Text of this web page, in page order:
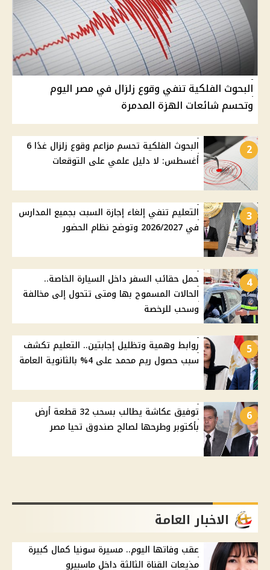
البحوث الفلكية تنفي وقوع زلزال في مصر اليوم
وتحسم شائعات الهزة المدمرة
2
البحوث الفلكية تحسم مزاعم وقوع زلزال غدًا 6
أغسطس: لا دليل علمي على التوقعات
3
التعليم تنفي إلغاء إجازة السبت بجميع المدارس
في 2026/2027 وتوضح نظام الحضور
4
حمل حقائب السفر داخل السيارة الخاصة..
الحالات المسموح بها ومتى تتحول إلى مخالفة
وسحب للرخصة
5
روابط وهمية وتظليل إجابتين.. التعليم تكشف
سبب حصول ريم محمد على 4% بالثانوية العامة
6
توفيق عكاشة يطالب بسحب 32 قطعة أرض
بأكتوبر وطرحها لصالح صندوق تحيا مصر
الاخبار العامة
عقب وفاتها اليوم.. مسيرة سونيا كمال كبيرة
مذيعات القناة الثالثة داخل ماسبيرو